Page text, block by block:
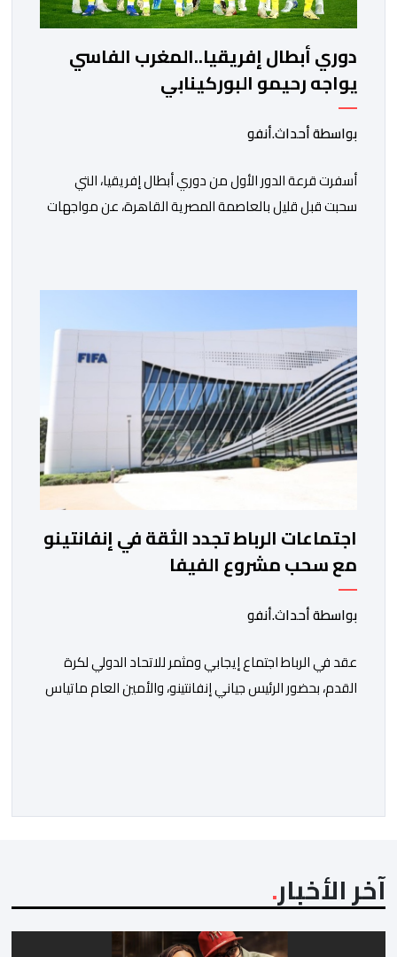
دوري أبطال إفريقيا..المغرب الفاسي
يواجه رحيمو البوركينابي
بواسطة أحداث.أنفو
أسفرت قرعة الدور الأول من دوري أبطال إفريقيا، التي
سحبت قبل قليل بالعاصمة المصرية القاهرة، عن مواجهات
نهضة بركان على موعد في هذا الدور مع الفائز من المباراة
الغامبي، حيث يطمح الفريق […]
اجتماعات الرباط تجدد الثقة في إنفانتينو
مع سحب مشروع الفيفا
بواسطة أحداث.أنفو
عقد في الرباط اجتماع إيجابي ومثمر للاتحاد الدولي لكرة
القدم، بحضور الرئيس جياني إنفانتينو، والأمين العام ماتياس
المسؤول الوحيد المباشر والمنتخب من قِبل 211 اتحادا […]
آخر الأخبار